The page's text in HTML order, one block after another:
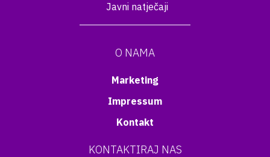
Javni natječaji
O NAMA
Marketing
Impressum
Kontakt
KONTAKTIRAJ NAS